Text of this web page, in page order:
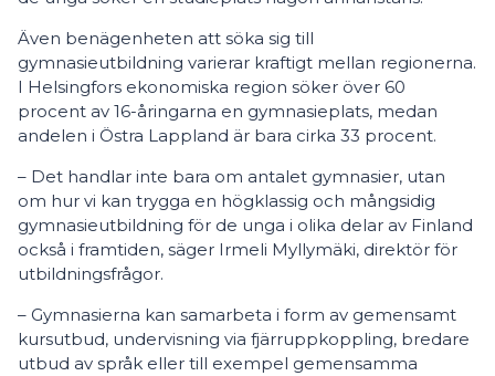
Även benägenheten att söka sig till
gymnasieutbildning varierar kraftigt mellan regionerna.
I Helsingfors ekonomiska region söker över 60
procent av 16-åringarna en gymnasieplats, medan
andelen i Östra Lappland är bara cirka 33 procent.
– Det handlar inte bara om antalet gymnasier, utan
om hur vi kan trygga en högklassig och mångsidig
gymnasieutbildning för de unga i olika delar av Finland
också i framtiden, säger Irmeli Myllymäki, direktör för
utbildningsfrågor.
– Gymnasierna kan samarbeta i form av gemensamt
kursutbud, undervisning via fjärruppkoppling, bredare
utbud av språk eller till exempel gemensamma